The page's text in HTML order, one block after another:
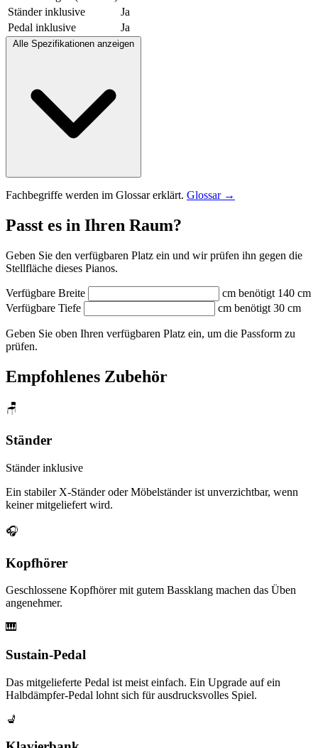
Ständer inklusive
Ja
Pedal inklusive
Ja
Alle Spezifikationen anzeigen
Fachbegriffe werden im Glossar erklärt. Glossar →
Passt es in Ihren Raum?
Geben Sie den verfügbaren Platz ein und wir prüfen ihn gegen die
Stellfläche dieses Pianos.
Verfügbare Breite cm benötigt 140 cm
Verfügbare Tiefe
cm benötigt 30 cm
Geben Sie oben Ihren verfügbaren Platz ein, um die Passform zu
prüfen.
Empfohlenes Zubehör
🪑
Ständer
Ständer inklusive
Ein stabiler X-Ständer oder Möbelständer ist unverzichtbar, wenn
keiner mitgeliefert wird.
🎧
Kopfhörer
Geschlossene Kopfhörer mit gutem Bassklang machen das Üben
angenehmer.
🎹
Sustain-Pedal
Das mitgelieferte Pedal ist meist einfach. Ein Upgrade auf ein
Halbdämpfer-Pedal lohnt sich für ausdrucksvolles Spiel.
💺